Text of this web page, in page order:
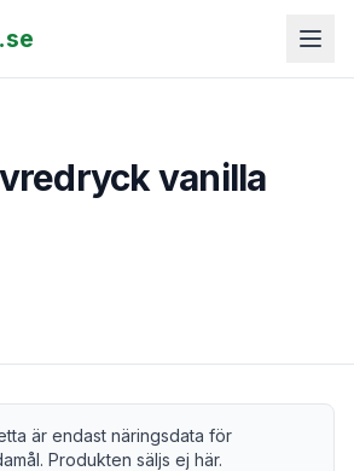
vanilla
är endast näringsdata för
Produkten säljs ej här.